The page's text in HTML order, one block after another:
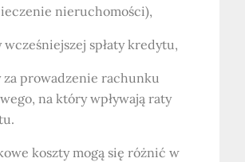
nieruchomości),
wcześniejszej spłaty kredytu,
za prowadzenie rachunku
na który wpływają raty
koszty mogą się różnić w